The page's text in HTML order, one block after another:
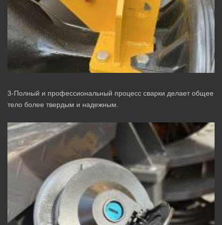
3-Полный и профессиональный процесс сварки делает общее
тело более твердым и надежным.